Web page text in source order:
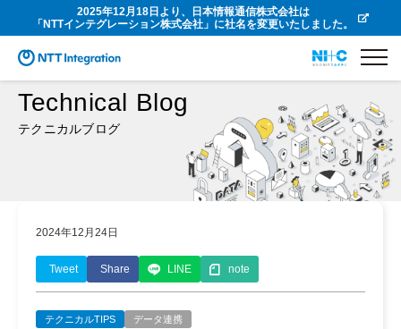
2025年12月18日より、日本情報通信株式会社は
「NTTインテグレーション株式会社」に社名を変更いたしました。
Technical Blog
テクニカルブログ
2024年12月24日
Tweet Share LINE note
テクニカルTIPS データ連携